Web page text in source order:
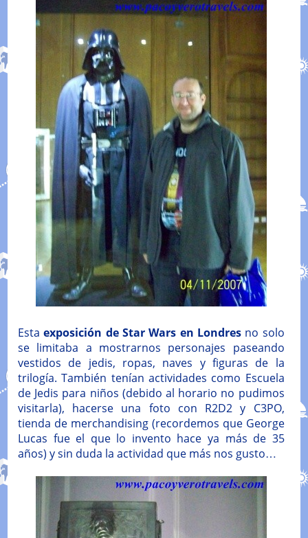
Estaexposición de Star Wars en Londres no solo
se limitaba a mostrarnos personajes paseando
vestidos de jedis, ropas, naves y figuras de la
trilogía. También tenían actividades como Escuela
de Jedis para niños (debido al horario no pudimos
visitarla), hacerse una foto con R2D2 y C3PO,
tienda de merchandising (recordemos que George
Lucas fue el que lo invento hace ya más de 35
años) y sin duda la actividad que más nos gusto…